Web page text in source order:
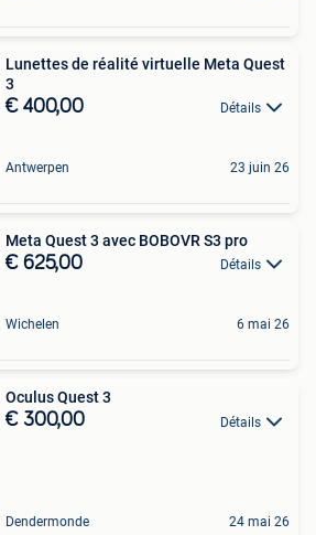
Lunettes de réalité virtuelle Meta Quest
3
€ 400,00 Détails
Antwerpen 23 juin 26
Meta Quest 3 avec BOBOVR S3 pro
€ 625,00 Détails
Wichelen 6 mai 26
Oculus Quest 3
€ 300,00 Détails
Dendermonde 24 mai 26